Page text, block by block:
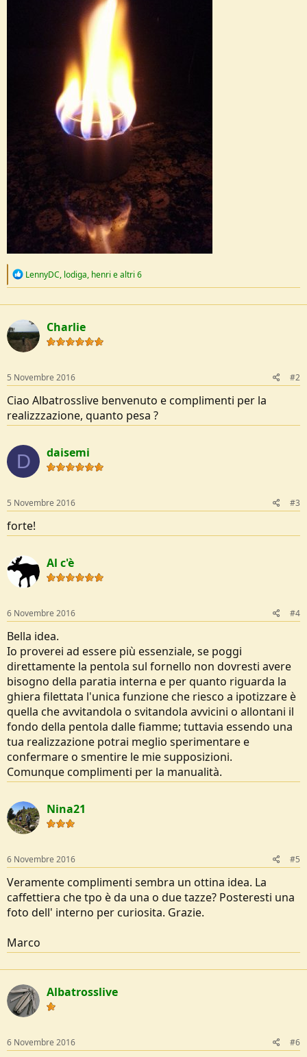
R
c
i
o
n
LennyDC, lodiga, henri e altri 6
Charlie
5 Novembre 2016 #2
Ciao Albatrosslive benvenuto e complimenti per la
realizzzazione, quanto pesa ?
D daisemi
5 Novembre 2016 #3
forte!
Al c'è
6 Novembre 2016 #4
Bella idea.
Io proverei ad essere più essenziale, se poggi
direttamente la pentola sul fornello non dovresti avere
bisogno della paratia interna e per quanto riguarda la
ghiera filettata l'unica funzione che riesco a ipotizzare è
quella che avvitandola o svitandola avvicini o allontani il
fondo della pentola dalle fiamme; tuttavia essendo una
tua realizzazione potrai meglio sperimentare e
confermare o smentire le mie supposizioni.
Comunque complimenti per la manualità.
Nina21
6 Novembre 2016 #5
Veramente complimenti sembra un ottina idea. La
caffettiera che tpo è da una o due tazze? Posteresti una
foto dell' interno per curiosita. Grazie.
Marco
Albatrosslive
6 Novembre 2016 #6